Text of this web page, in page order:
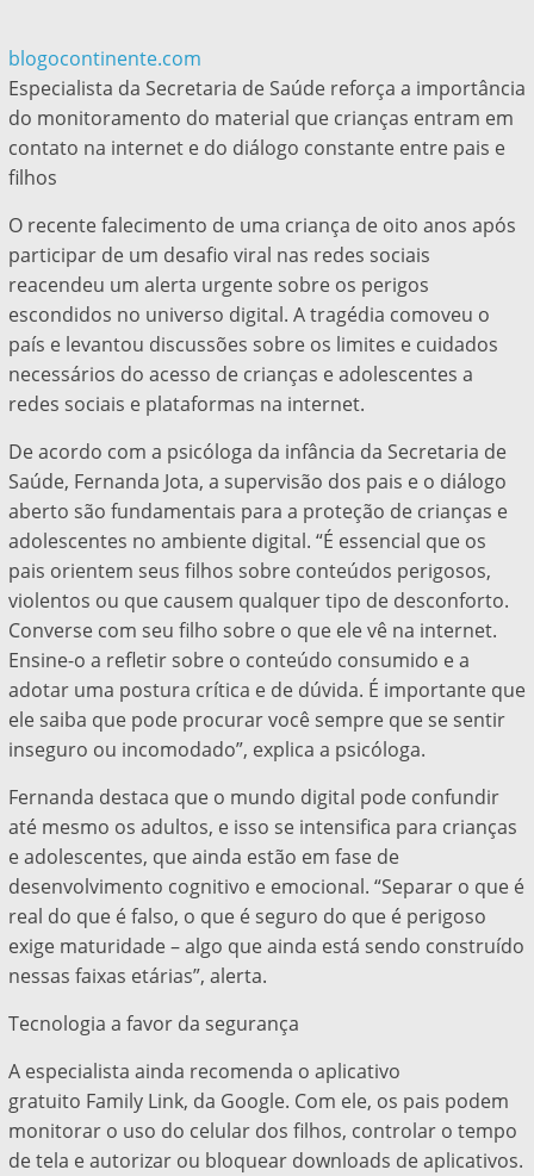
blogocontinente.com
Especialista da Secretaria de Saúde reforça a importância
do monitoramento do material que crianças entram em
contato na internet e do diálogo constante entre pais e
filhos
O recente falecimento de uma criança de oito anos após
participar de um desafio viral nas redes sociais
reacendeu um alerta urgente sobre os perigos
escondidos no universo digital. A tragédia comoveu o
país e levantou discussões sobre os limites e cuidados
necessários do acesso de crianças e adolescentes a
redes sociais e plataformas na internet.
De acordo com a psicóloga da infância da Secretaria de
Saúde, Fernanda Jota, a supervisão dos pais e o diálogo
aberto são fundamentais para a proteção de crianças e
adolescentes no ambiente digital. “É essencial que os
pais orientem seus filhos sobre conteúdos perigosos,
violentos ou que causem qualquer tipo de desconforto.
Converse com seu filho sobre o que ele vê na internet.
Ensine-o a refletir sobre o conteúdo consumido e a
adotar uma postura crítica e de dúvida. É importante que
ele saiba que pode procurar você sempre que se sentir
inseguro ou incomodado”, explica a psicóloga.
Fernanda destaca que o mundo digital pode confundir
até mesmo os adultos, e isso se intensifica para crianças
e adolescentes, que ainda estão em fase de
desenvolvimento cognitivo e emocional. “Separar o que é
real do que é falso, o que é seguro do que é perigoso
exige maturidade – algo que ainda está sendo construído
nessas faixas etárias”, alerta.
Tecnologia a favor da segurança
A especialista ainda recomenda o aplicativo
gratuito Family Link, da Google. Com ele, os pais podem
monitorar o uso do celular dos filhos, controlar o tempo
de tela e autorizar ou bloquear downloads de aplicativos.